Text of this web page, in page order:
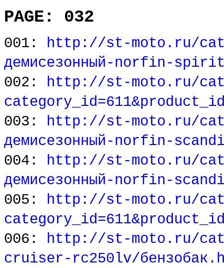
PAGE: 032
001: http://st-moto.ru/
демисезонный-norfin-
002: http://st-moto.ru/
003: http://st-moto.ru/
демисезонный-norfin-
004: http://st-moto.ru/
демисезонный-norfin-
005: http://st-moto.ru/
006: http://st-moto.ru/
cruiser-rc250lv/